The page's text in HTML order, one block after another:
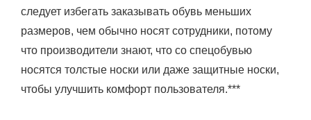
следует избегать заказывать обувь меньших
размеров, чем обычно носят сотрудники, потому
что производители знают, что со спецобувью
носятся толстые носки или даже защитные носки,
чтобы улучшить комфорт пользователя.***